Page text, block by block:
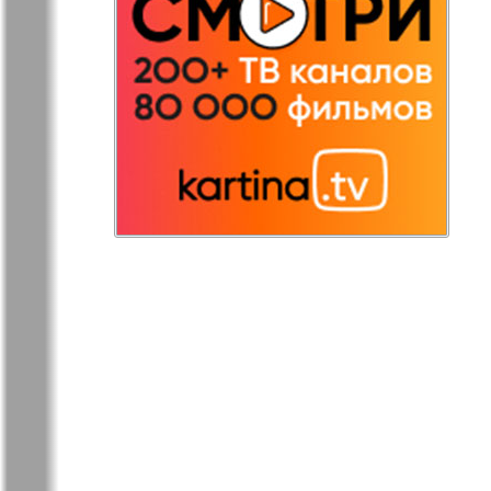
Russkaja Gazeta Russkaja
Svetlana v
Germanii
Unser Haus